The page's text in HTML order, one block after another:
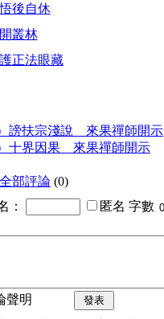
後自休
開叢林
護正法眼藏
謗扶宗淺說 來果禪師開示
十界因果 來果禪師開示
部評論 (0)
： 匿名 字數
聲明 發表